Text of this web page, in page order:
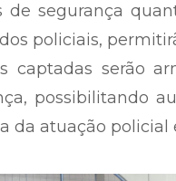
de segurança
policiais,
captadas serão
possibilitando
da atuação policial